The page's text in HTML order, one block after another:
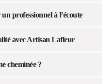
professionnel à l’écoute
avec Artisan Lafleur
cheminée ?